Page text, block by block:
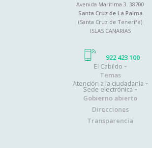
Avenida Marítima 3. 38700
Santa Cruz de La Palma
(Santa Cruz de Tenerife)
ISLAS CANARIAS
922 423 100
El Cabildo
Temas
Atención a la ciudadanía
Sede electrónica
Gobierno abierto
Direcciones
Transparencia